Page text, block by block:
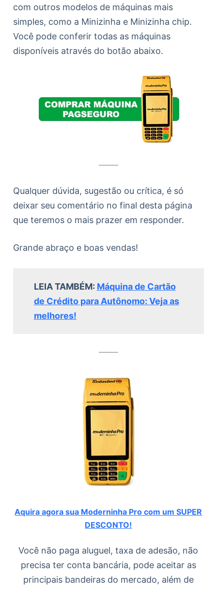
com outros modelos de máquinas mais
simples, como a Minizinha e Minizinha chip.
Você pode conferir todas as máquinas
disponíveis através do botão abaixo.
Qualquer dúvida, sugestão ou crítica, é só
deixar seu comentário no final desta página
que teremos o mais prazer em responder.
Grande abraço e boas vendas!
LEIA TAMBÉM: Máquina de Cartão
de Crédito para Autônomo: Veja as
melhores!
Aquira agora sua Moderninha Pro com um SUPER
DESCONTO!
Você não paga aluguel, taxa de adesão, não
precisa ter conta bancária, pode aceitar as
principais bandeiras do mercado, além de